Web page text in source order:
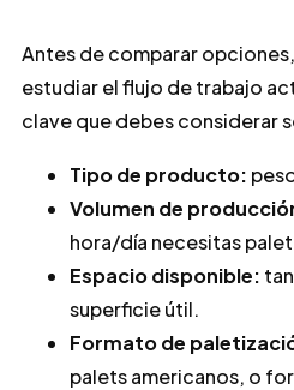
Antes de comparar
estudiar el flujo de trabajo
clave que debes considerar
Tipo de producto:
Volumen de
hora/día necesitas
Espacio disponible:
superficie útil.
Formato de
palets americanos, o